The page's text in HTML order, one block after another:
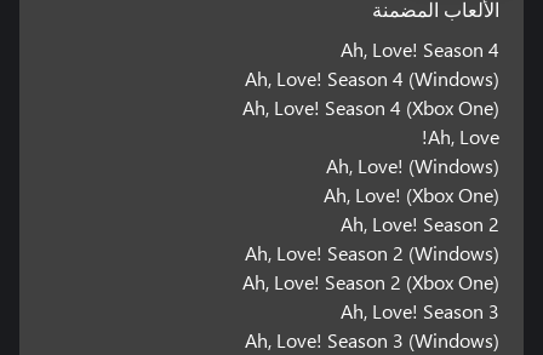
الألعاب المضمنة
Ah, Love! Season 4
Ah, Love! Season 4 (Windows)
Ah, Love! Season 4 (Xbox One)
Ah, Love!
Ah, Love! (Windows)
Ah, Love! (Xbox One)
Ah, Love! Season 2
Ah, Love! Season 2 (Windows)
Ah, Love! Season 2 (Xbox One)
Ah, Love! Season 3
Ah, Love! Season 3 (Windows)